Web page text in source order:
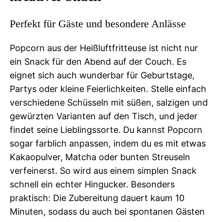
Perfekt für Gäste und besondere Anlässe
Popcorn aus der Heißluftfritteuse ist nicht nur
ein Snack für den Abend auf der Couch. Es
eignet sich auch wunderbar für Geburtstage,
Partys oder kleine Feierlichkeiten. Stelle einfach
verschiedene Schüsseln mit süßen, salzigen und
gewürzten Varianten auf den Tisch, und jeder
findet seine Lieblingssorte. Du kannst Popcorn
sogar farblich anpassen, indem du es mit etwas
Kakaopulver, Matcha oder bunten Streuseln
verfeinerst. So wird aus einem simplen Snack
schnell ein echter Hingucker. Besonders
praktisch: Die Zubereitung dauert kaum 10
Minuten, sodass du auch bei spontanen Gästen